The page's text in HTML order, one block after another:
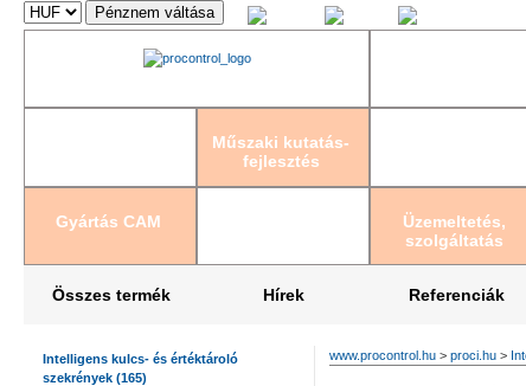
Műszaki kutatás-
fejlesztés
Gyártás CAM
Üzemeltetés,
szolgáltatás
Összes termék Hírek Referenciák
Intelligens kulcs- és értéktároló
szekrények (165)
www.procontrol.hu > proci.hu >